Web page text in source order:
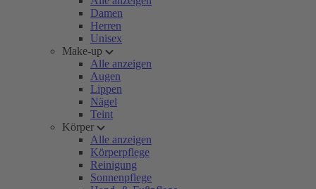
Damen
Herren
Unisex
Make-up
Alle anzeigen
Augen
Lippen
Nägel
Teint
Körper
Alle anzeigen
Körperpflege
Reinigung
Sonnenpflege